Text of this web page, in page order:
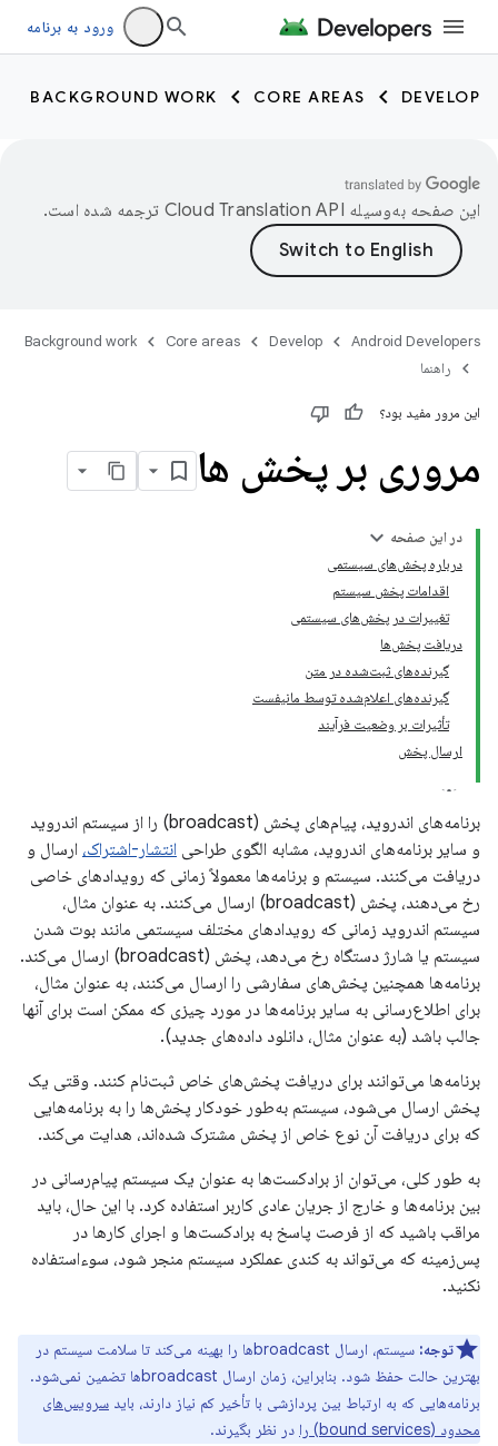
ورود به برنامه
DEVELOP
CORE AREAS
BACKGROUND WORK
این صفحه به‌وسیله ترجمه شده است.
Android Developers
Develop
Core areas
Background work
راهنما
این مرور مفید بود؟
مروری بر پخش ها
در این صفحه
درباره پخش‌های سیستمی
اقدامات پخش سیستم
تغییرات در پخش‌های سیستمی
دریافت پخش‌ها
گیرنده‌های ثبت‌شده در متن
گیرنده‌های اعلام‌شده توسط مانیفست
تأثیرات بر وضعیت فرآیند
ارسال پخش
برنامه‌های اندروید، پیام‌های پخش (broadcast) را از سیستم اندروید
و سایر برنامه‌های اندروید، مشابه الگوی طراحی انتشار-اشتراک، ارسال و
دریافت می‌کنند. سیستم و برنامه‌ها معمولاً زمانی که رویدادهای خاصی
رخ می‌دهند، پخش (broadcast) ارسال می‌کنند. به عنوان مثال،
سیستم اندروید زمانی که رویدادهای مختلف سیستمی مانند بوت شدن
سیستم یا شارژ دستگاه رخ می‌دهد، پخش (broadcast) ارسال می‌کند.
برنامه‌ها همچنین پخش‌های سفارشی را ارسال می‌کنند، به عنوان مثال،
برای اطلاع‌رسانی به سایر برنامه‌ها در مورد چیزی که ممکن است برای آنها
جالب باشد (به عنوان مثال، دانلود داده‌های جدید).
برنامه‌ها می‌توانند برای دریافت پخش‌های خاص ثبت‌نام کنند. وقتی یک
پخش ارسال می‌شود، سیستم به‌طور خودکار پخش‌ها را به برنامه‌هایی
که برای دریافت آن نوع خاص از پخش مشترک شده‌اند، هدایت می‌کند.
به طور کلی، می‌توان از برادکست‌ها به عنوان یک سیستم پیام‌رسانی در
بین برنامه‌ها و خارج از جریان عادی کاربر استفاده کرد. با این حال، باید
مراقب باشید که از فرصت پاسخ به برادکست‌ها و اجرای کارها در
پس‌زمینه که می‌تواند به کندی عملکرد سیستم منجر شود، سوءاستفاده
نکنید.
توجه:
سیستم، ارسال broadcastها را بهینه می‌کند تا سلامت سیستم در
بهترین حالت حفظ شود. بنابراین، زمان ارسال broadcastها تضمین نمی‌شود.
برنامه‌هایی که به ارتباط بین پردازشی با تأخیر کم نیاز دارند، باید سرویس‌های
محدود (bound services) را
در نظر بگیرند.